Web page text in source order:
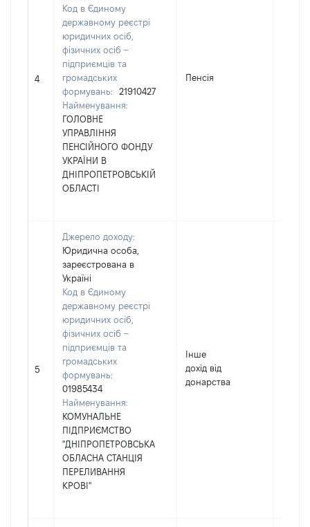
4
Код в Єдиному
державному реєстрі
юридичних осіб,
фізичних осіб –
підприємців та
громадських
формувань:
21910427
Найменування:
ГОЛОВНЕ
УПРАВЛІННЯ
ПЕНСІЙНОГО ФОНДУ
УКРАЇНИ В
ДНІПРОПЕТРОВСЬКІЙ
ОБЛАСТІ
Пенсія
5
Джерело доходу:
Юридична особа,
зареєстрована в
Україні
Код в Єдиному
державному реєстрі
юридичних осіб,
фізичних осіб –
підприємців та
громадських
формувань:
01985434
Найменування:
КОМУНАЛЬНЕ
ПІДПРИЄМСТВО
"ДНІПРОПЕТРОВСЬКА
ОБЛАСНА СТАНЦІЯ
ПЕРЕЛИВАННЯ
КРОВІ"
Інше
дохід від
донарства